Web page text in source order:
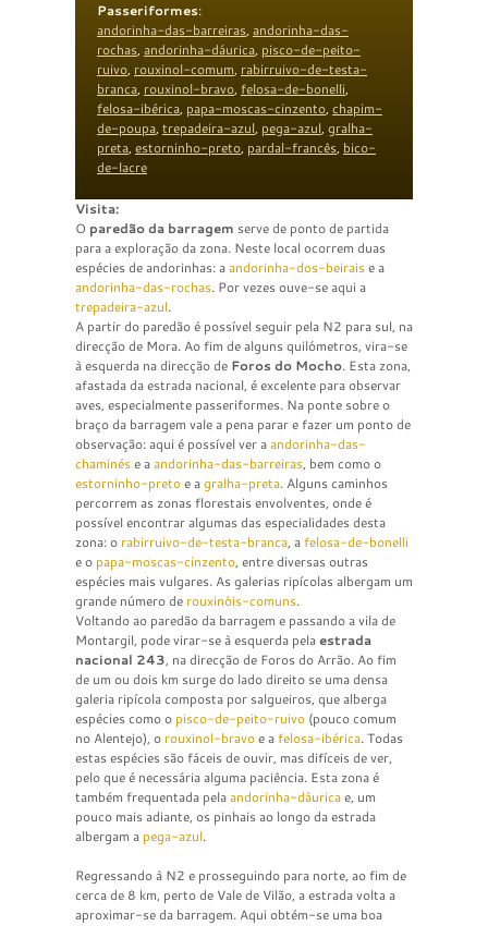
Passeriformes:
andorinha-das-barreiras, andorinha-das-
rochas, andorinha-dáurica, pisco-de-peito-
ruivo, rouxinol-comum, rabirruivo-de-testa-
branca, rouxinol-bravo, felosa-de-bonelli,
felosa-ibérica, papa-moscas-cinzento, chapim-
de-poupa, trepadeira-azul, pega-azul, gralha-
preta, estorninho-preto, pardal-francês, bico-
de-lacre
Visita:
O paredão da barragem serve de ponto de partida
para a exploração da zona. Neste local ocorrem duas
espécies de andorinhas: aandorinha-dos-beiraise a
andorinha-das-rochas. Por vezes ouve-se aqui a
trepadeira-azul.
A partir do paredão é possível seguir pela N2 para sul, na
direcção de Mora. Ao fim de alguns quilómetros, vira-se
à esquerda na direcção de Foros do Mocho. Esta zona,
afastada da estrada nacional, é excelente para observar
aves, especialmente passeriformes. Na ponte sobre o
braço da barragem vale a pena parar e fazer um ponto de
observação: aqui é possível ver aandorinha-das-
chaminése aandorinha-das-barreiras, bem como o
estorninho-pretoe agralha-preta. Alguns caminhos
percorrem as zonas florestais envolventes, onde é
possível encontrar algumas das especialidades desta
zona: o rabirruivo-de-testa-branca, afelosa-de-bonelli
e o papa-moscas-cinzento, entre diversas outras
espécies mais vulgares. As galerias ripícolas albergam um
grande número de rouxinóis-comuns.
Voltando ao paredão da barragem e passando a vila de
Montargil, pode virar-se à esquerda pelaestrada
nacional 243, na direcção de Foros do Arrão. Ao fim
de um ou dois km surge do lado direito se uma densa
galeria ripícola composta por salgueiros, que alberga
espécies como o pisco-de-peito-ruivo (pouco comum
no Alentejo), o rouxinol-bravoe afelosa-ibérica. Todas
estas espécies são fáceis de ouvir, mas difíceis de ver,
pelo que é necessária alguma paciência. Esta zona é
também frequentada pelaandorinha-dáuricae, um
pouco mais adiante, os pinhais ao longo da estrada
albergam a pega-azul.
Regressando à N2 e prosseguindo para norte, ao fim de
cerca de 8 km, perto de Vale de Vilão, a estrada volta a
aproximar-se da barragem. Aqui obtém-se uma boa